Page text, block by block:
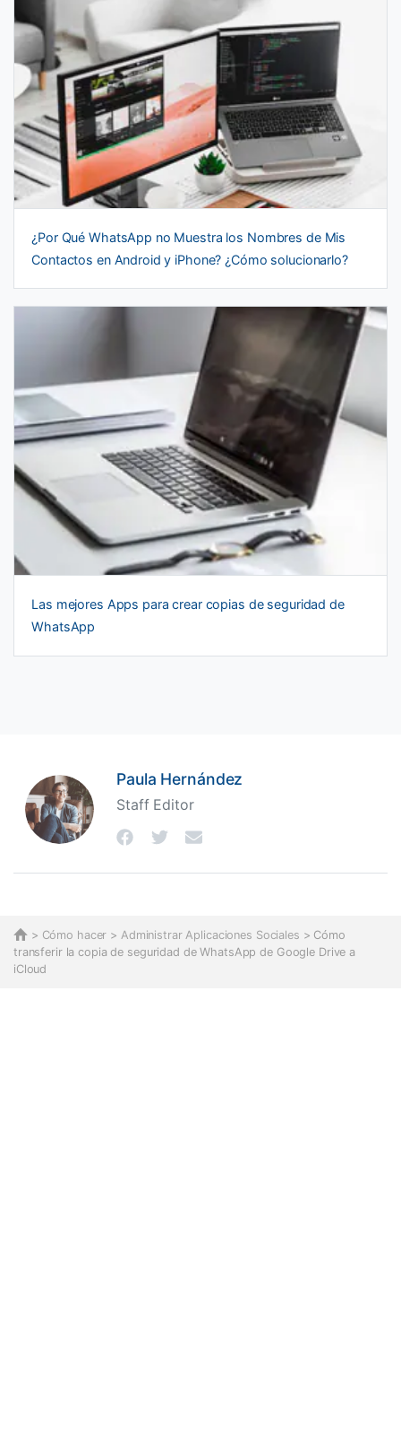
¿Por Qué WhatsApp no Muestra los Nombres de Mis
Contactos en Android y iPhone? ¿Cómo solucionarlo?
Las mejores Apps para crear copias de seguridad de
WhatsApp
Paula Hernández
Staff Editor
> Cómo hacer > Administrar Aplicaciones Sociales > Cómo
transferir la copia de seguridad de WhatsApp de Google Drive a
iCloud